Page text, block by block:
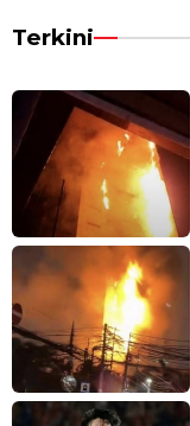
Terkini